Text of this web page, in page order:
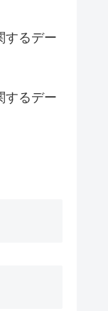
するデー
するデー